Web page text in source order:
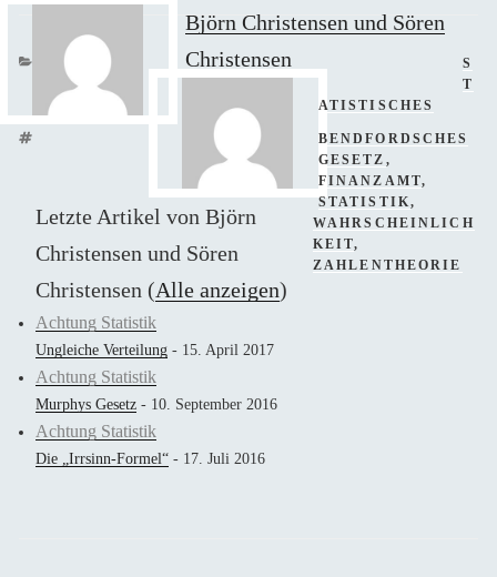
Björn Christensen und Sören
Christensen
Letzte Artikel von Björn
Christensen und Sören
Christensen (Alle anzeigen)
Achtung Statistik
Ungleiche Verteilung - 15. April 2017
Achtung Statistik
Murphys Gesetz - 10. September 2016
Achtung Statistik
Die „Irrsinn-Formel“ - 17. Juli 2016
S
T
ATISTISCHES
SCHLAGWÖRTER
BENDFORDSCHES
GESETZ ,
FINANZAMT,
STATISTIK,
WAHRSCHEINLICH
KEIT,
ZAHLENTHEORIE